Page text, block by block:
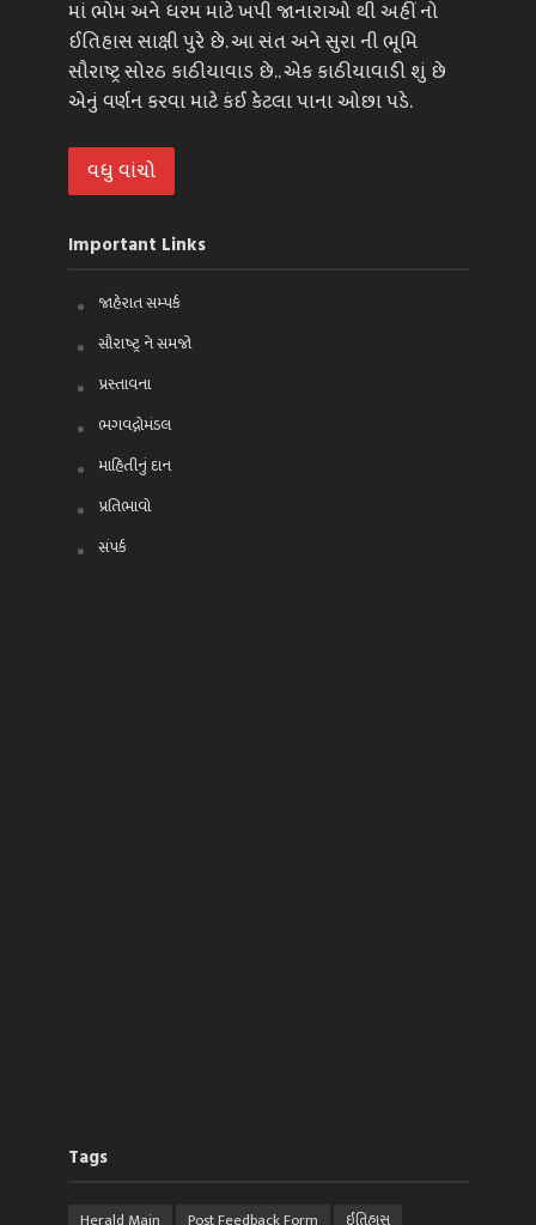
માં ભોમ અને ધરમ માટે ખપી જાનારાઓ થી અહીં નો
ઈતિહાસ સાક્ષી પુરે છે. આ સંત અને સુરા ની ભૂમિ
સૌરાષ્ટ્ર સોરઠ કાઠીયાવાડ છે.. એક કાઠીયાવાડી શું છે
એનું વર્ણન કરવા માટે કંઈ કેટલા પાના ઓછા પડે.
વધુ વાંચો
Important Links
જાહેરાત સમ્પર્ક
સૌરાષ્ટ્ર ને સમજો
પ્રસ્તાવના
ભગવદ્ગોમંડલ
માહિતીનું દાન
પ્રતિભાવો
સંપર્ક
Tags